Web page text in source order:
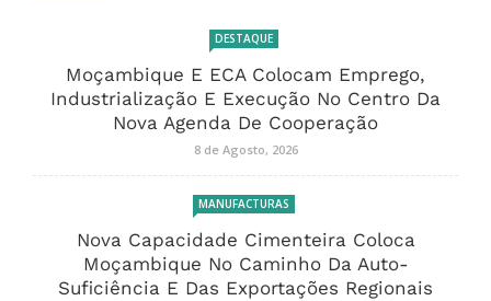
DESTAQUE
Moçambique E ECA Colocam Emprego,
Industrialização E Execução No Centro Da
Nova Agenda De Cooperação
8 de Agosto, 2026
MANUFACTURAS
Nova Capacidade Cimenteira Coloca
Moçambique No Caminho Da Auto-
Suficiência E Das Exportações Regionais